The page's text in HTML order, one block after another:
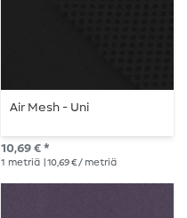
Air Mesh - Uni
10,69 € *
1 metriä | 10,69 € / metriä